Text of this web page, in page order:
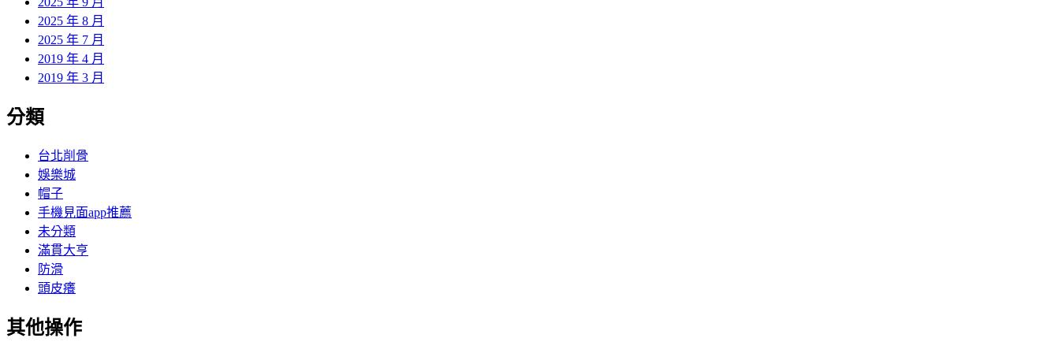
2025 年 8 月
2025 年 7 月
2019 年 4 月
2019 年 3 月
分類
台北削骨
娛樂城
帽子
手機見面app推薦
未分類
滿貫大亨
防滑
頭皮癢
其他操作